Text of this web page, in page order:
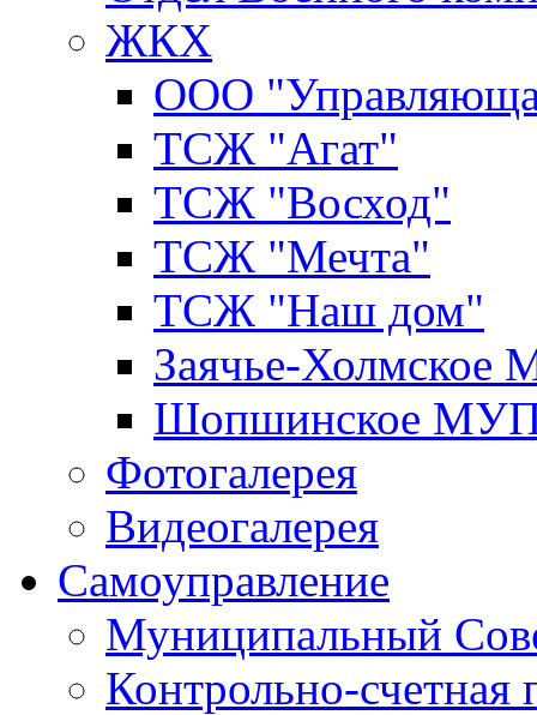
ЖКХ
ООО
ТСЖ "Агат"
ТСЖ "Восход"
ТСЖ "Мечта"
ТСЖ "Наш дом"
Заячье-
Шопшинское
Фотогалерея
Видеогалерея
Самоуправление
Муниципальный
Контрольно-счетная